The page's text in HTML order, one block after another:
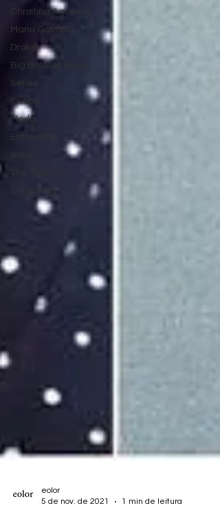
Christina Aguilera
Manu Gavassi
Drake
Big Brother Brasil
Séries
Crítica
Moda
Entrevista